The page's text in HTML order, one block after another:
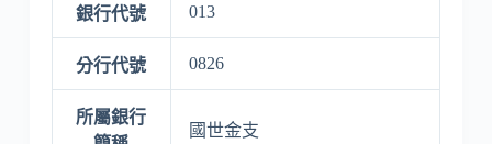
銀行代號 013
分行代號 0826
所屬銀行
國世金支